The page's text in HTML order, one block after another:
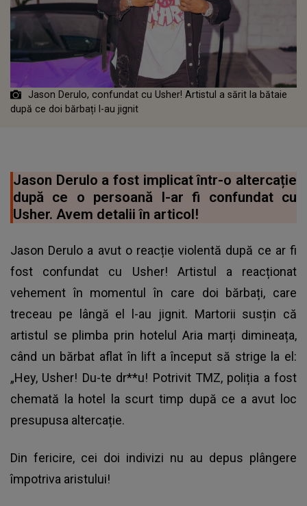
Jason Derulo, confundat cu Usher! Artistul a sărit la bătaie
după ce doi bărbați l-au jignit
Jason Derulo a fost implicat într-o altercație
după ce o persoană l-ar fi confundat cu
Usher. Avem detalii în articol!
Jason Derulo a avut o reacție violentă după ce ar fi
fost confundat cu Usher! Artistul a reacționat
vehement în momentul în care doi bărbați, care
treceau pe lângă el l-au jignit. Martorii susțin că
artistul se plimba prin hotelul Aria marți dimineața,
când un bărbat aflat în lift a început să strige la el:
„Hey, Usher! Du-te dr**u! Potrivit TMZ, poliția a fost
chemată la hotel la scurt timp după ce a avut loc
presupusa altercație.
Din fericire, cei doi indivizi nu au depus plângere
împotriva aristului!